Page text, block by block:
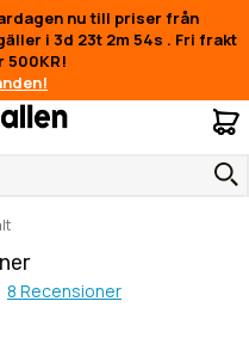
nu till priser från
i3d 23t 2m 53s . Fri frakt
500KR!
8 Recensioner